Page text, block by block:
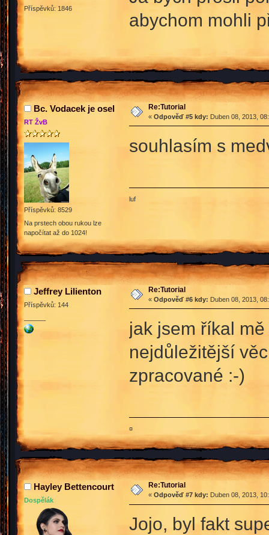
Příspěvků: 1846
abychom mohli
Bc. Vodacek je osel
RT ŽvB
Příspěvků: 8529
Na prstech obou rukou lze
napočítat až do 1024!
Re:Tutorial
« Odpověď #5 kdy: Duben 08, 2013,
souhlasím s
luf
Jeffrey Lilienton
Příspěvků: 144
Re:Tutorial
« Odpověď #6 kdy: Duben 08, 2013,
jak jsem říkal
nejdůležitější
zpracované :-)
¤
Hayley Bettencourt
Dospělák
Re:Tutorial
« Odpověď #7 kdy: Duben 08, 2013,
Jojo, byl fakt